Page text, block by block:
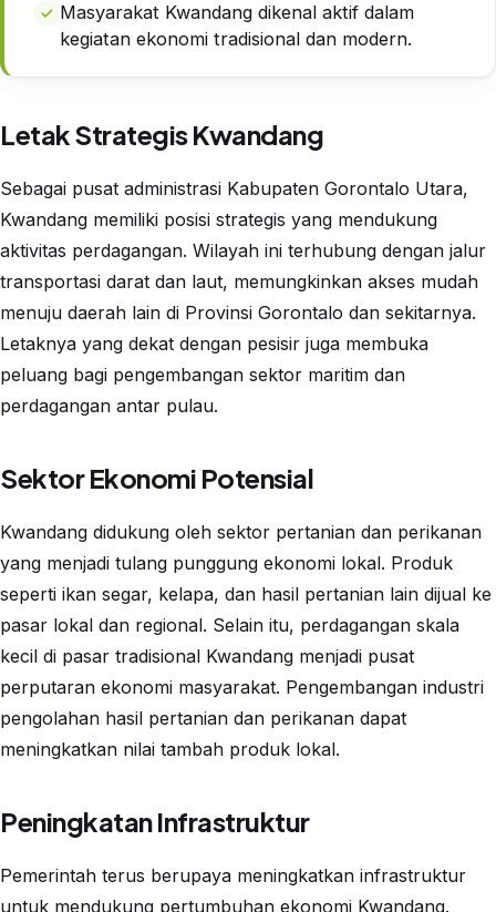
Masyarakat Kwandang dikenal aktif dalam
kegiatan ekonomi tradisional dan modern.
Letak Strategis Kwandang
Sebagai pusat administrasi Kabupaten Gorontalo Utara,
Kwandang memiliki posisi strategis yang mendukung
aktivitas perdagangan. Wilayah ini terhubung dengan jalur
transportasi darat dan laut, memungkinkan akses mudah
menuju daerah lain di Provinsi Gorontalo dan sekitarnya.
Letaknya yang dekat dengan pesisir juga membuka
peluang bagi pengembangan sektor maritim dan
perdagangan antar pulau.
Sektor Ekonomi Potensial
Kwandang didukung oleh sektor pertanian dan perikanan
yang menjadi tulang punggung ekonomi lokal. Produk
seperti ikan segar, kelapa, dan hasil pertanian lain dijual ke
pasar lokal dan regional. Selain itu, perdagangan skala
kecil di pasar tradisional Kwandang menjadi pusat
perputaran ekonomi masyarakat. Pengembangan industri
pengolahan hasil pertanian dan perikanan dapat
meningkatkan nilai tambah produk lokal.
Peningkatan Infrastruktur
Pemerintah terus berupaya meningkatkan infrastruktur
untuk mendukung pertumbuhan ekonomi Kwandang.